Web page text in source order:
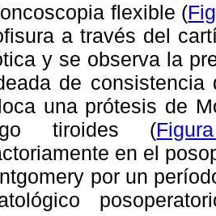
flexible (
a través del
y se observa la
de
una prótesis de
tiroides (
en el
por un